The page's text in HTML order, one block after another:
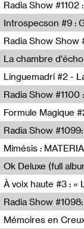
Radio Grenouille
Introspecson #9 :
Pierre
Jimmy
La chambre
Revue Les
Linguemadri #2 -
Meris Angioletti
radio x
Formule Magique
Nathalie
TEAFM
Francesco
À voix haute #3 : «
Radio Orange 94.0